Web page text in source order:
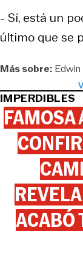
- Sí, está un
último que se
Más sobre: Edwin
IMPERDIBLES
FAMOSA
ACABÓ